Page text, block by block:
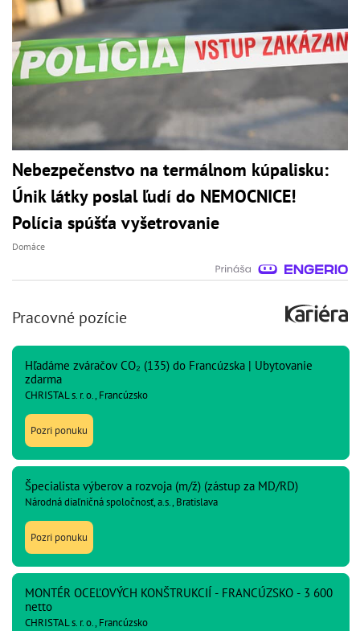
Nebezpečenstvo na termálnom kúpalisku:
Únik látky poslal ľudí do NEMOCNICE!
Polícia spúšťa vyšetrovanie
Domáce
Pracovné pozície
Hľadáme zváračov CO₂ (135) do Francúzska | Ubytovanie
zdarma
CHRISTAL s. r. o., Francúzsko
Pozri ponuku
Špecialista výberov a rozvoja (m/ž) (zástup za MD/RD)
Národná diaľničná spoločnosť, a.s., Bratislava
Pozri ponuku
MONTÉR OCEĽOVÝCH KONŠTRUKCIÍ - FRANCÚZSKO - 3 600
netto
CHRISTAL s. r. o., Francúzsko